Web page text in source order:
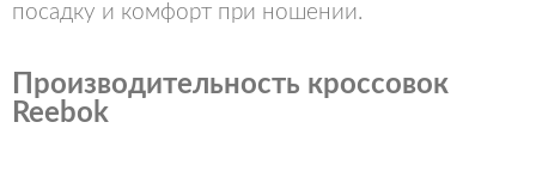
посадку и комфорт при ношении.
Производительность кроссовок
Reebok